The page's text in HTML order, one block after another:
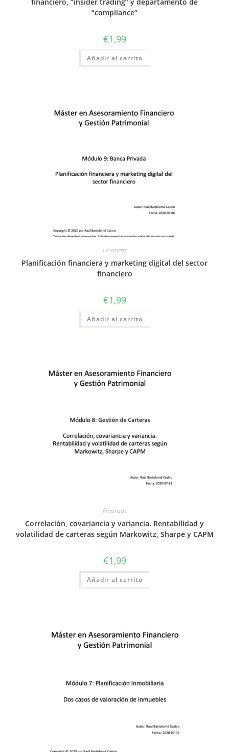
“compliance”
€1,99
Añadir al carrito
Finanzas
Planificación financiera y marketing digital del sector
financiero
€1,99
Añadir al carrito
Finanzas
Correlación, covariancia y variancia. Rentabilidad y
volatilidad de carteras según Markowitz, Sharpe y CAPM
€1,99
Añadir al carrito